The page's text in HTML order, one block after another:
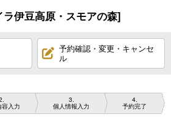
伊豆高原・スモアの森]
予約確認・変更・キャンセ
ル
入力
3
個人情報入力
4
予約完了